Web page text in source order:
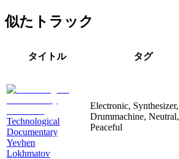
似たトラック
タイトル タグ
Technological
Documentary
Yevhen
Lokhmatov
Electronic, Synthesizer,
Drummachine, Neutral,
Peaceful